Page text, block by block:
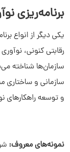
برنامه‌ریزی
یکی دیگر از انواع
رقابتی کنونی،
سازمان‌ها شناخته
سازمانی و ساختاری
و توسعه راهکارهای
نمونه‌های معروف: